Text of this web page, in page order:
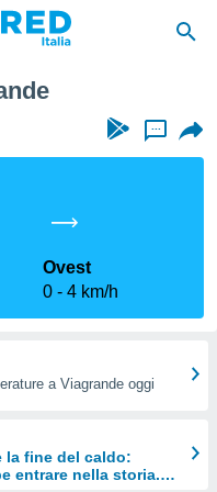
...
Ovest
0
4 km/h
a Viagrande oggi
la fine del caldo:
entrare nella storia.